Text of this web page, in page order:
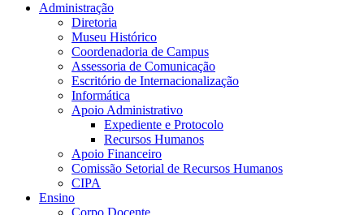
Administração
Diretoria
Museu Histórico
Coordenadoria de Campus
Assessoria de Comunicação
Escritório de Internacionalização
Informática
Apoio Administrativo
Expediente e Protocolo
Recursos Humanos
Apoio Financeiro
Comissão Setorial de Recursos Humanos
CIPA
Ensino
Corpo Docente